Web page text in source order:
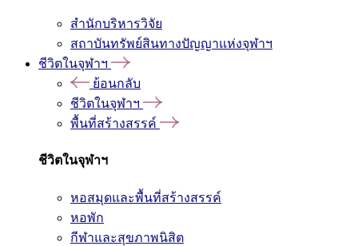
สำนักบริหารวิจัย
สถาบันทรัพย์สินทางปัญญาแห่งจุฬาฯ
ชีวิตในจุฬาฯ
ย้อนกลับ
ชีวิตในจุฬาฯ
พื้นที่สร้างสรรค์
ชีวิตในจุฬาฯ
หอสมุดและพื้นที่สร้างสรรค์
หอพัก
กีฬาและสุขภาพนิสิต